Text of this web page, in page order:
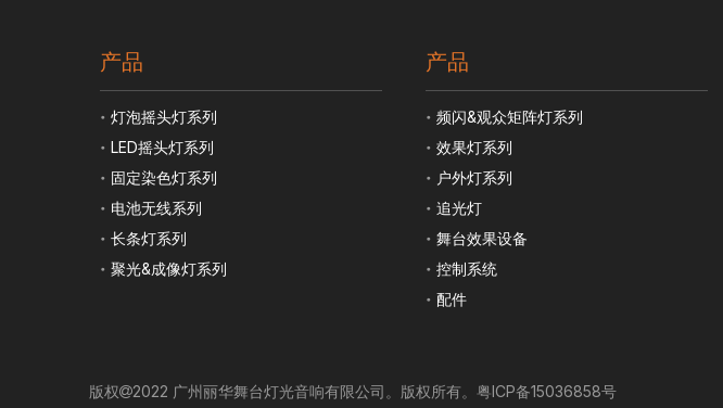
产品
灯泡摇头灯系列
LED摇头灯系列
固定染色灯系列
电池无线系列
长条灯系列
聚光&成像灯系列
产品
频闪&观众矩阵灯系列
效果灯系列
户外灯系列
追光灯
舞台效果设备
控制系统
配件
版权2022 广州丽华舞台灯光音响有限公司。版权所有。 粤ICP备15036858号